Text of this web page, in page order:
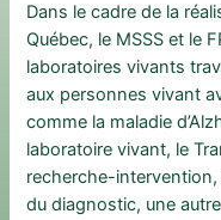
Dans le cadre de la
Québec, le MSSS et le
laboratoires vivants
aux personnes vivant
comme la maladie
laboratoire vivant, le
recherche-
du diagnostic, une